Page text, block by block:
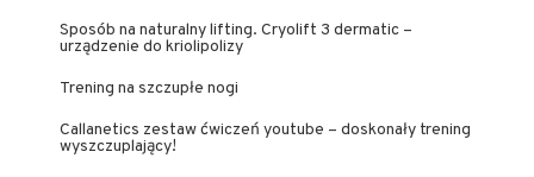
Sposób na naturalny lifting. Cryolift 3 dermatic –
urządzenie do kriolipolizy
Trening na szczupłe nogi
Callanetics zestaw ćwiczeń youtube – doskonały trening
wyszczuplający!